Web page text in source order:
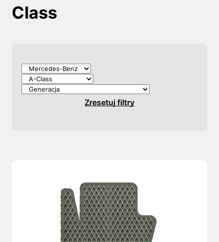
Class
Zresetuj filtry